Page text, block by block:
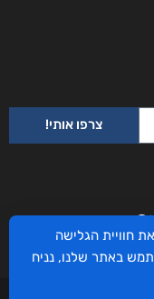
צרפו אותי!
חוויית הגלישה
באתר שלנו, נניח